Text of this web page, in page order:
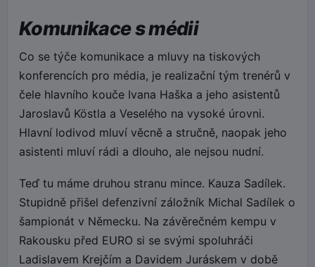
Komunikace s médii
Co se týče komunikace a mluvy na tiskových
konferencích pro média, je realizační tým trenérů v
čele hlavního kouče Ivana Haška a jeho asistentů
Jaroslavů Köstla a Veselého na vysoké úrovni.
Hlavní lodivod mluví věcně a stručně, naopak jeho
asistenti mluví rádi a dlouho, ale nejsou nudní.
Teď tu máme druhou stranu mince. Kauza Sadílek.
Stupidně přišel defenzivní záložník Michal Sadílek o
šampionát v Německu. Na závěrečném kempu v
Rakousku před EURO si se svými spoluhráči
Ladislavem Krejčím a Davidem Juráskem v době